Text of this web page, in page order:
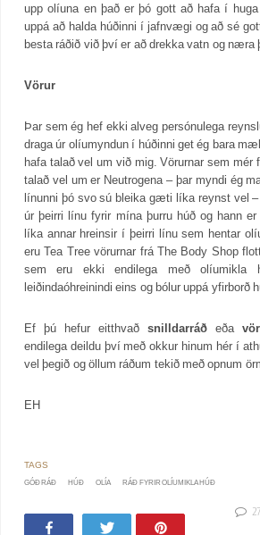
upp olíuna en það er þó gott að hafa í
uppá að halda húðinni í jafnvægi og að sé
besta ráðið við því er að drekka vatn og næra
Vörur
Þar sem ég hef ekki alveg persónulega
draga úr olíumyndun í húðinni get ég bara
hafa talað vel um við mig. Vörurnar sem mér
talað vel um er Neutrogena – þar myndi ég
línunni þó svo sú bleika gæti líka reynst vel
úr þeirri línu fyrir mína þurru húð og hann
líka annar hreinsir í þeirri línu sem hentar
eru Tea Tree vörurnar frá The Body Shop
sem eru ekki endilega með olíumikla
leiðindaóhreinindi eins og bólur uppá yfirborð
Ef þú hefur eitthvað snilldarráð eða
endilega deildu því með okkur hinum hér í
vel þegið og öllum ráðum tekið með opnum
EH
GÓÐ RÁÐ HÚÐ OLÍA RÁÐ FYRIR OLÍUMIKLA HÚÐ
Tweet